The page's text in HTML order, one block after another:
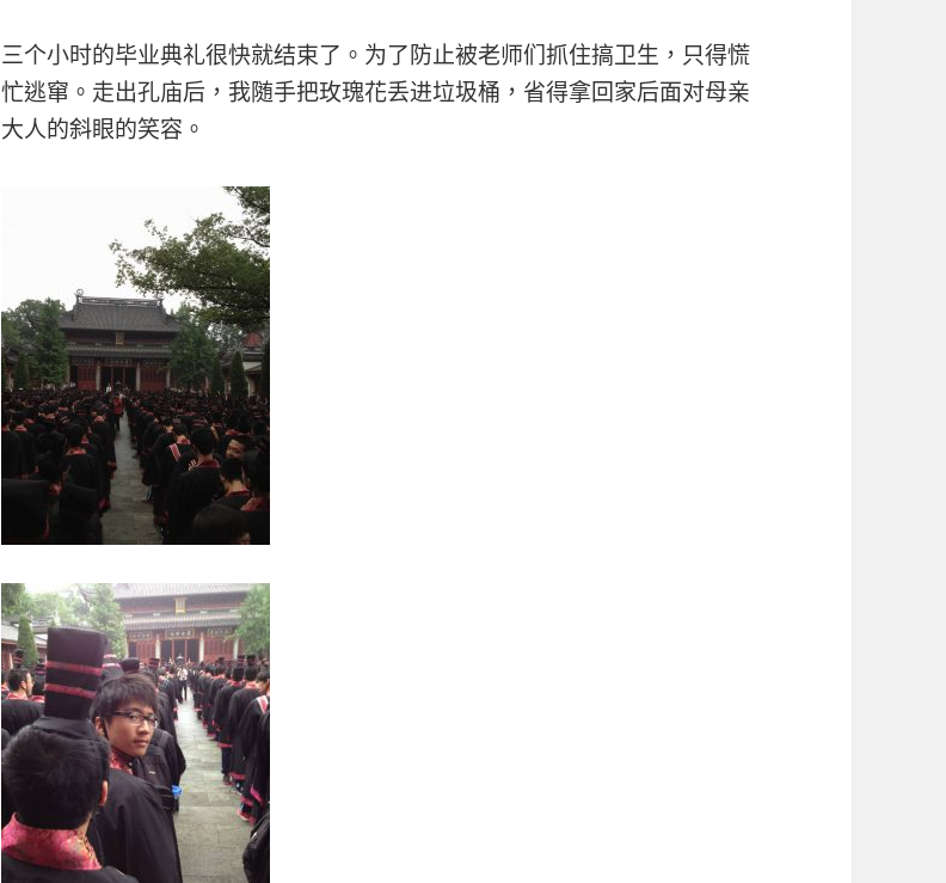
三个小时的毕业典礼很快就结束了。为了防止被老师们抓住搞卫生，只得慌
忙逃窜。走出孔庙后，我随手把玫瑰花丢进垃圾桶，省得拿回家后面对母亲
大人的斜眼的笑容。